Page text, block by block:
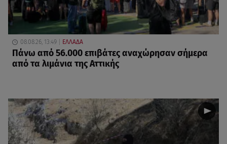
08.08.26, 13:49 ΕΛΛΑΔΑ
Πάνω από 56.000 επιβάτες αναχώρησαν σήμερα
από τα λιμάνια της Αττικής